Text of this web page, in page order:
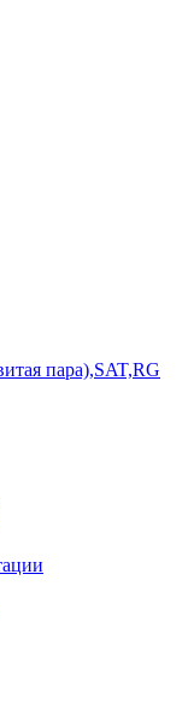
пара),SAT,RG